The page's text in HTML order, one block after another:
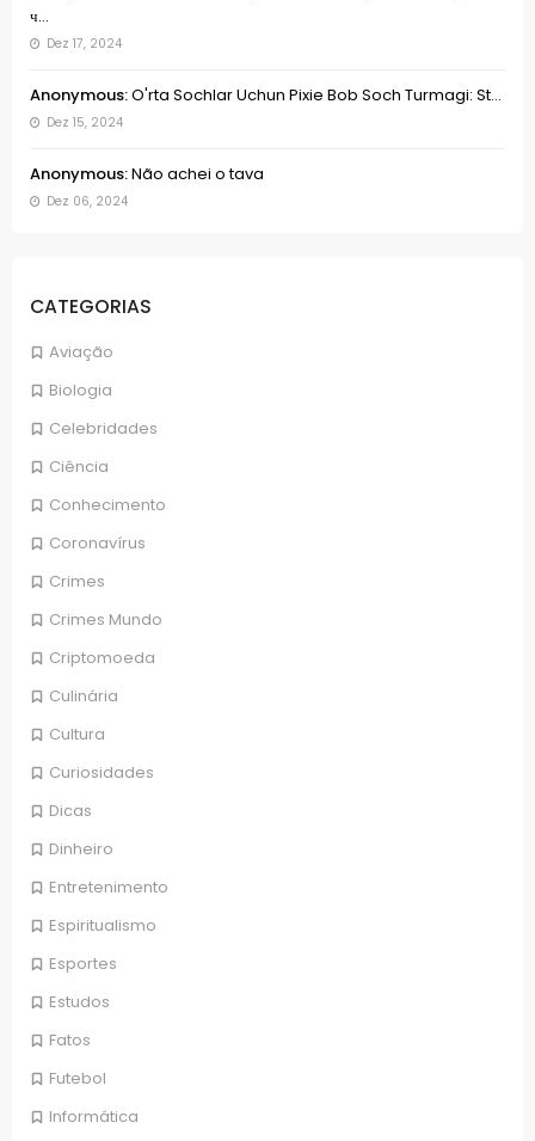
ч...
Dez 17, 2024
Anonymous:O'rta Sochlar Uchun Pixie Bob Soch Turmagi: St...
Dez 15, 2024
Anonymous:Não achei o tava
Dez 06, 2024
CATEGORIAS
Aviação
Biologia
Celebridades
Ciência
Conhecimento
Coronavírus
Crimes
Crimes Mundo
Criptomoeda
Culinária
Cultura
Curiosidades
Dicas
Dinheiro
Entretenimento
Espiritualismo
Esportes
Estudos
Fatos
Futebol
Informática